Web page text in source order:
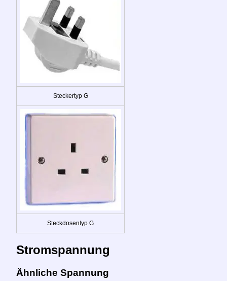
Steckertyp G
Steckdosentyp G
Stromspannung
Ähnliche Spannung